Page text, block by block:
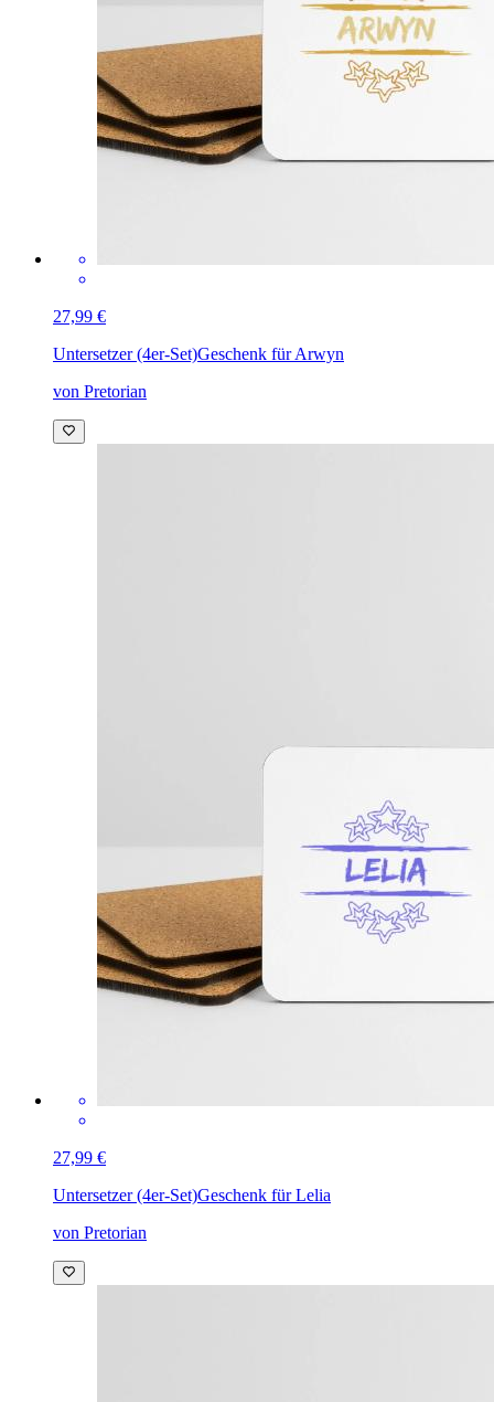
27,99 €
Untersetzer (4er-Set)Geschenk für Arwyn
von Pretorian
27,99 €
Untersetzer (4er-Set)Geschenk für Lelia
von Pretorian